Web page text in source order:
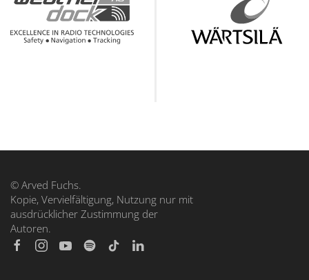
© Arved Fuchs.
Kopie, Vervielfältigung, Nutzung nur mit
ausdrücklicher Zustimmung der
Autoren.